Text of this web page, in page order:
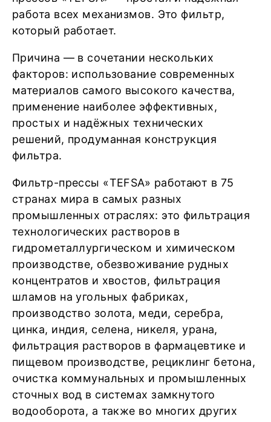
работа всех механизмов. Это фильтр,
который работает.
Причина — в сочетании нескольких
факторов: использование современных
материалов самого высокого качества,
применение наиболее эффективных,
простых и надёжных технических
решений, продуманная конструкция
фильтра.
Фильтр-прессы «TEFSA» работают в 75
странах мира в самых разных
промышленных отраслях: это фильтрация
технологических растворов в
гидрометаллургическом и химическом
производстве, обезвоживание рудных
концентратов и хвостов, фильтрация
шламов на угольных фабриках,
производство золота, меди, серебра,
цинка, индия, селена, никеля, урана,
фильтрация растворов в фармацевтике и
пищевом производстве, рециклинг бетона,
очистка коммунальных и промышленных
сточных вод в системах замкнутого
водооборота, а также во многих других